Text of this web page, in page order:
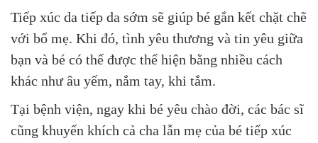
Tiếp xúc da tiếp da sớm sẽ giúp bé gắn kết chặt chẽ
với bố mẹ. Khi đó, tình yêu thương và tin yêu giữa
bạn và bé có thể được thể hiện bằng nhiều cách
khác như âu yếm, nắm tay, khi tắm.
Tại bệnh viện, ngay khi bé yêu chào đời, các bác sĩ
cũng khuyến khích cả cha lẫn mẹ của bé tiếp xúc